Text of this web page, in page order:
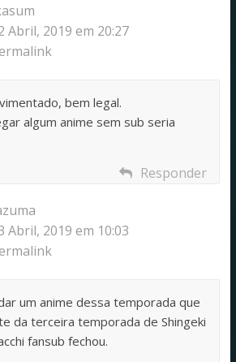
Abril, 2019 em 20:27
bem legal.
algum anime sem sub seria
Responder
Abril, 2019 em 10:03
um anime dessa temporada que
da terceira temporada de Shingeki
fansub fechou.